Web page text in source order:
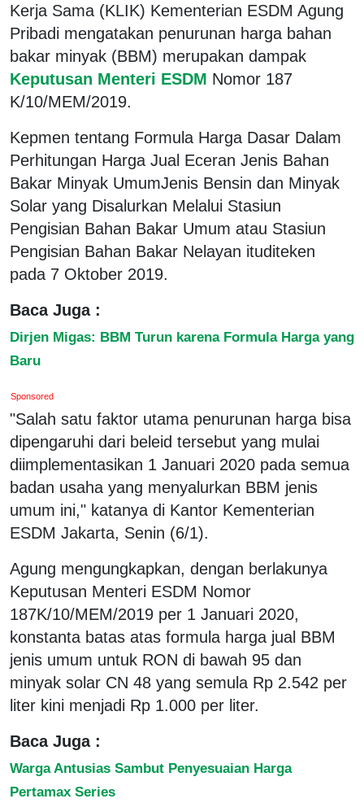
Kerja Sama (KLIK) Kementerian ESDM Agung
Pribadi mengatakan penurunan harga bahan
bakar minyak (BBM) merupakan dampak
Keputusan Menteri ESDM Nomor 187
K/10/MEM/2019.
Kepmen tentang Formula Harga Dasar Dalam
Perhitungan Harga Jual Eceran Jenis Bahan
Bakar Minyak UmumJenis Bensin dan Minyak
Solar yang Disalurkan Melalui Stasiun
Pengisian Bahan Bakar Umum atau Stasiun
Pengisian Bahan Bakar Nelayan ituditeken
pada 7 Oktober 2019.
Baca Juga :
Dirjen Migas: BBM Turun karena Formula Harga yang
Baru
Sponsored
"Salah satu faktor utama penurunan harga bisa
dipengaruhi dari beleid tersebut yang mulai
diimplementasikan 1 Januari 2020 pada semua
badan usaha yang menyalurkan BBM jenis
umum ini," katanya di Kantor Kementerian
ESDM Jakarta, Senin (6/1).
Agung mengungkapkan, dengan berlakunya
Keputusan Menteri ESDM Nomor
187K/10/MEM/2019 per 1 Januari 2020,
konstanta batas atas formula harga jual BBM
jenis umum untuk RON di bawah 95 dan
minyak solar CN 48 yang semula Rp 2.542 per
liter kini menjadi Rp 1.000 per liter.
Baca Juga :
Warga Antusias Sambut Penyesuaian Harga
Pertamax Series